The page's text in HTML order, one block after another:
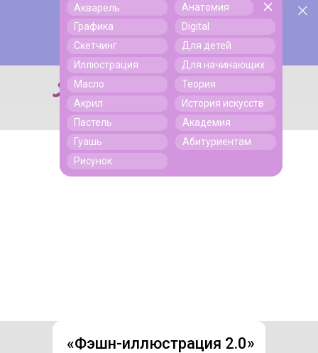
Поиск
Поиск
Акварель
Графика
Скетчинг
Иллюстрация
Масло
Акрил
Пастель
Гуашь
Рисунок
Анатомия
Digital
Для детей
Для начинающих
Теория
История искусств
Академия
Абитуриентам
«Фэшн-иллюстрация 2.0»